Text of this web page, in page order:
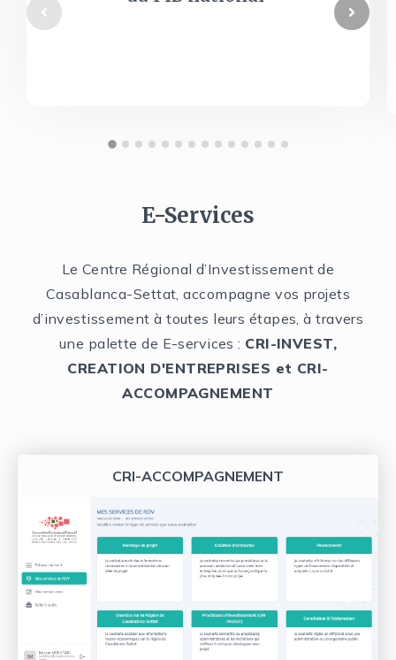
E-Services
Le Centre Régional d’Investissement de
Casablanca-Settat, accompagne vos projets
d’investissement à toutes leurs étapes, à travers
une palette de E-services : CRI-INVEST,
CREATION D'ENTREPRISES et CRI-
ACCOMPAGNEMENT
CRI-ACCOMPAGNEMENT